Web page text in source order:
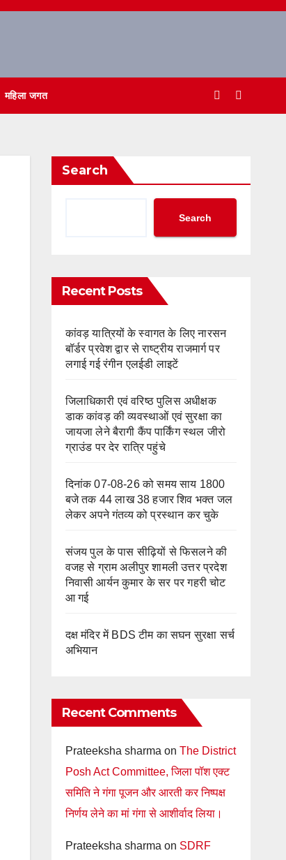
महिला जगत
Search
Search
Recent Posts
कांवड़ यात्रियों के स्वागत के लिए नारसन
बॉर्डर प्रवेश द्वार से राष्ट्रीय राजमार्ग पर
लगाई गई रंगीन एलईडी लाइटें
जिलाधिकारी एवं वरिष्ठ पुलिस अधीक्षक
डाक कांवड़ की व्यवस्थाओं एवं सुरक्षा का
जायजा लेने बैरागी कैंप पार्किंग स्थल जीरो
ग्राउंड पर देर रात्रि पहुंचे
दिनांक 07-08-26 को समय साय 1800
बजे तक 44 लाख 38 हजार शिव भक्त जल
लेकर अपने गंतव्य को प्रस्थान कर चुके
संजय पुल के पास सीढ़ियों से फिसलने की
वजह से ग्राम अलीपुर शामली उत्तर प्रदेश
निवासी आर्यन कुमार के सर पर गहरी चोट
आ गई
दक्ष मंदिर में BDS टीम का सघन सुरक्षा सर्च
अभियान
Recent Comments
Prateeksha sharma on The District
Posh Act Committee, जिला पॉश एक्ट
समिति ने गंगा पूजन और आरती कर निष्पक्ष
निर्णय लेने का मां गंगा से आशीर्वाद लिया।
Prateeksha sharma on SDRF